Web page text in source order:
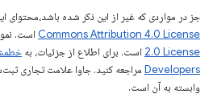
جز در مواردی که غیر از این ذکر شده
Commons Attribution 4.0 License است.
2.0 License است. برای اطلاع از جزئیات، به
Developers‏
وابسته به آن است.